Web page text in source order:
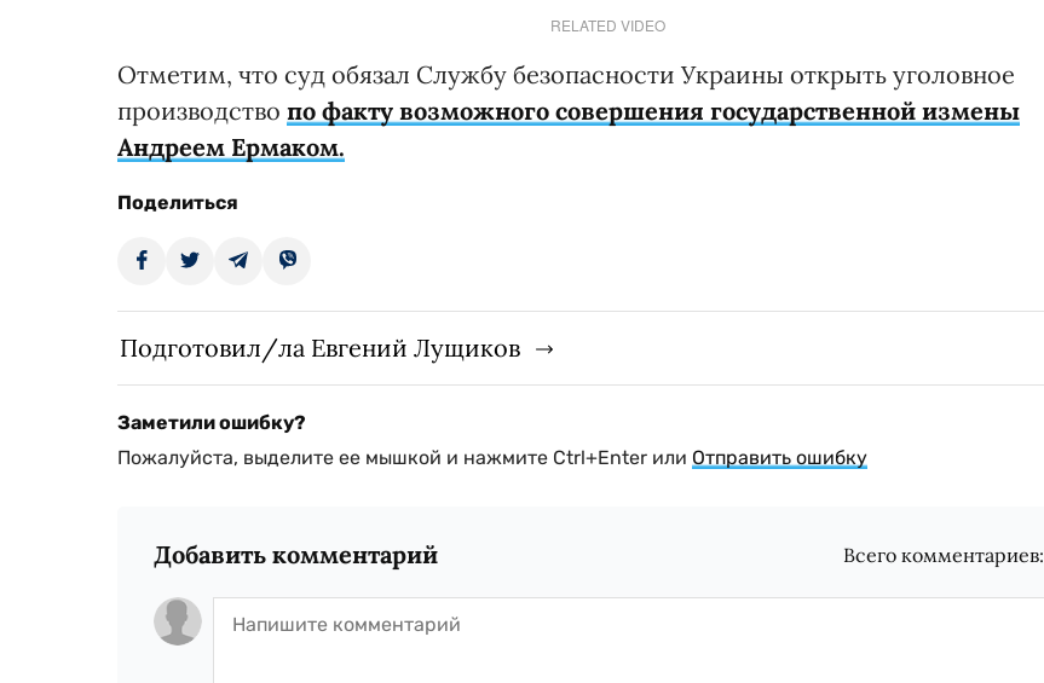
RELATED VIDEO
Отметим, что суд обязал Службу безопасности Украины открыть уголовное
производство по факту возможного совершения государственной измены
Андреем Ермаком.
Поделиться
Подготовил/ла Евгений Лущиков
Заметили ошибку?
Пожалуйста, выделите ее мышкой и нажмите Ctrl+Enter или Отправить ошибку
Добавить комментарий Всего комментариев: